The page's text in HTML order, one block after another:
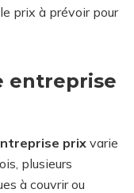
prix à prévoir pour
entreprise
prix varie
plusieurs
à couvrir ou